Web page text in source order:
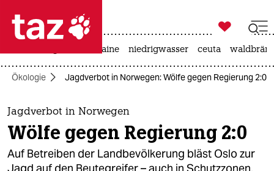
 taz zahl ich
taz zahl ich
themen
politik
öko

taz zahl ich
krieg in der ukraine niedrigwasser ceuta
Ökologie Jagdverbot in Norwegen: Wölfe gegen Regierung 2:0
Jagdverbot in Norwegen
Wölfe gegen Regierung 2:0
Auf Betreiben der Landbevölkerung bläst Oslo zur